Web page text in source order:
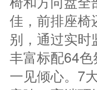
佳，前排座椅
别，通过实时
丰富标配64
一见倾心。7